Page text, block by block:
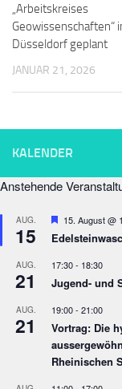
„Arbeitskreises
Geowissenschaften“
Düsseldorf geplant
JANUAR 21, 2026
KALENDER
Anstehende
AUG.
15
Empfohlen
15. August @
AUG.
21
17:30- 18:30
Jugend- und
AUG.
21
19:00- 21:00
Vortrag: Die
Rheinischen